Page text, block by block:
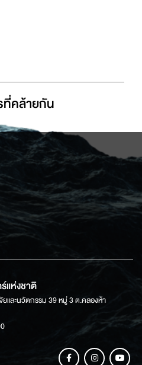
ที่่คล้ายกัน
ห่งชาติ
และนวัตกรรม 39 หมู่ 3 ต.คลองห้า